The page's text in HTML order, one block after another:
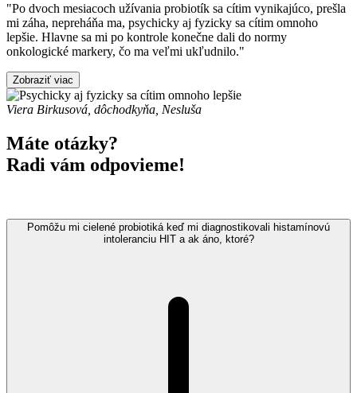
"Po dvoch mesiacoch užívania probiotík sa cítim vynikajúco, prešla
mi záha, nepreháňa ma, psychicky aj fyzicky sa cítim omnoho
lepšie. Hlavne sa mi po kontrole konečne dali do normy
onkologické markery, čo ma veľmi ukľudnilo."
Zobraziť viac
Viera Birkusová, dôchodkyňa, Nesluša
Máte otázky?
Radi vám odpovieme!
Pomôžu mi cielené probiotiká keď mi diagnostikovali histamínovú
intoleranciu HIT a ak áno, ktoré?